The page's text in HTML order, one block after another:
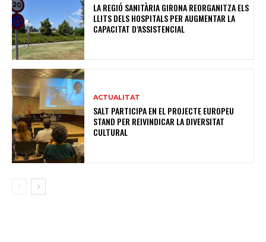
LA REGIÓ SANITÀRIA GIRONA REORGANITZA ELS
LLITS DELS HOSPITALS PER AUGMENTAR LA
CAPACITAT D’ASSISTENCIAL
ACTUALITAT
SALT PARTICIPA EN EL PROJECTE EUROPEU
STAND PER REIVINDICAR LA DIVERSITAT
CULTURAL